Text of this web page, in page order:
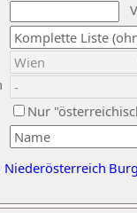
Nur
Niederösterreich